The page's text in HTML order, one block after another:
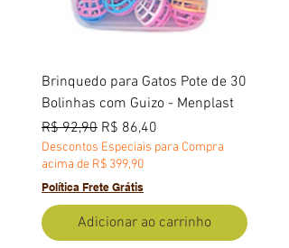
Brinquedo para Gatos Pote de 30
Bolinhas com Guizo - Menplast
Preço normal
R$ 92,90 Preço promocional
R$ 86,40
Descontos Especiais para Compra
acima de R$ 399,90
Política Frete Grátis
Adicionar ao carrinho